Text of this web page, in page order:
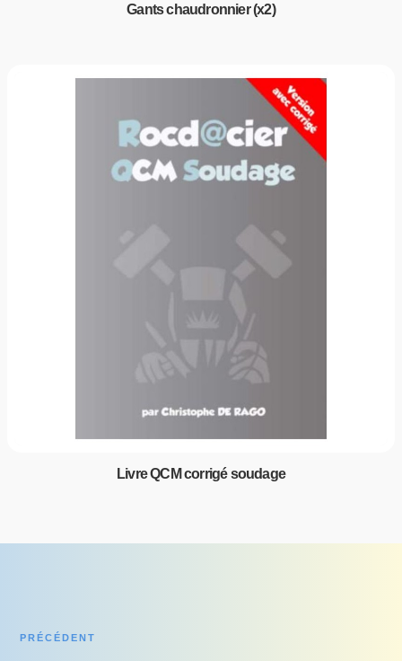
Gants chaudronnier (x2)
Livre QCM corrigé soudage
PRÉCÉDENT